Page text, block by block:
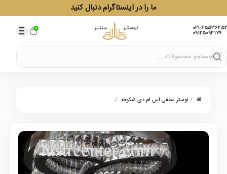
ما را در اینستاگرام دنبال کنید
021-65536452
09125094179
0
/ لوستر سقفی اس ام دی شکوفه /